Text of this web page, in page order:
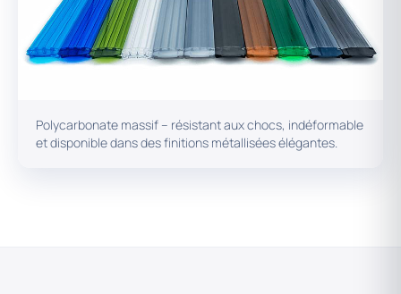
Polycarbonate massif – résistant aux chocs, indéformable
et disponible dans des finitions métallisées élégantes.